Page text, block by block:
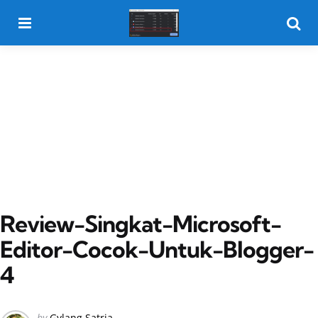
Review-Singkat-Microsoft-
Editor-Cocok-Untuk-Blogger-
4